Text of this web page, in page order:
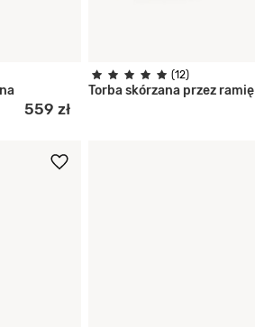
559 zł
(12)
Torba skórzana przez ramię